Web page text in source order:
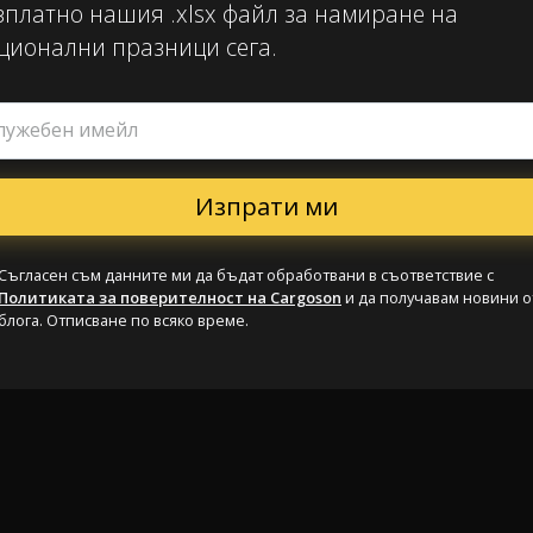
нашия .xlsx файл за намиране на
празници сега.
имейл
съм данните ми да бъдат обработвани в съответствие с
за поверителност на Cargoson и да получавам новини
Отписване по всяко време.